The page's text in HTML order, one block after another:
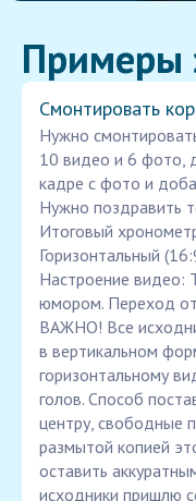
Примеры
Смонтировать
Нужно
10 видео и 6 фото,
кадре с фото и
Нужно поздравить
Итоговый
Горизонтальный
Настроение видео:
юмором. Переход
ВАЖНО! Все
в вертикальном
горизонтальному
голов. Способ
центру, свободные
размытой копией
оставить
исходники пришлю